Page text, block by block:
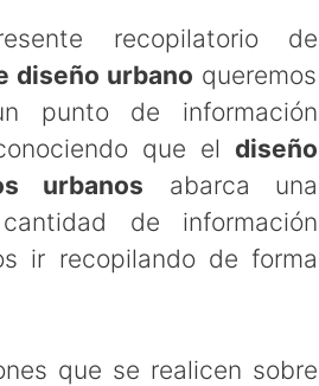
recopilatorio de
diseño urbano queremos
punto de información
que el diseño
urbanos abarca una
de información
ir recopilando de forma
que se realicen sobre